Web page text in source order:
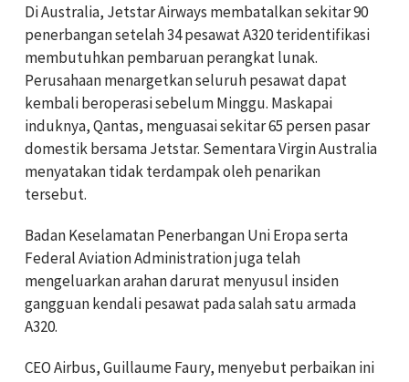
Di Australia, Jetstar Airways membatalkan sekitar 90
penerbangan setelah 34 pesawat A320 teridentifikasi
membutuhkan pembaruan perangkat lunak.
Perusahaan menargetkan seluruh pesawat dapat
kembali beroperasi sebelum Minggu. Maskapai
induknya, Qantas, menguasai sekitar 65 persen pasar
domestik bersama Jetstar. Sementara Virgin Australia
menyatakan tidak terdampak oleh penarikan
tersebut.
Badan Keselamatan Penerbangan Uni Eropa serta
Federal Aviation Administration juga telah
mengeluarkan arahan darurat menyusul insiden
gangguan kendali pesawat pada salah satu armada
A320.
CEO Airbus, Guillaume Faury, menyebut perbaikan ini